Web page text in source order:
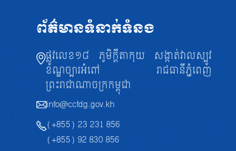
ព័ត៌មានទំនាក់ទំនង
ផ្លូវលេខ១៨ ភូមិក្តីតាកុយ សង្កាត់វាលស្បូវ
ខណ្ឌច្បារអំពៅ រាជធានីភ្នំពេញ
ព្រះរាជាណាចក្រកម្ពុជា
info@ccfdg.gov.kh
(+855) 23 231 856
(+855) 92 830 856